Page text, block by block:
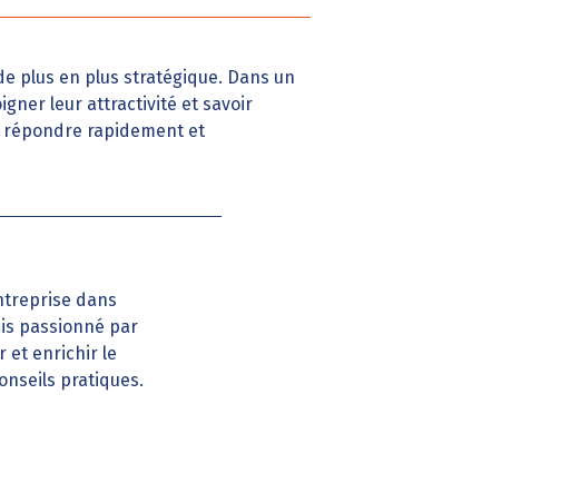
plus en plus stratégique. Dans un
leur attractivité et savoir
répondre rapidement et
dans
passionné par
et enrichir le
pratiques.